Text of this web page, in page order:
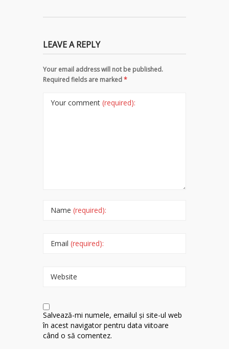
LEAVE A REPLY
Your email address will not be published.
Required fields are marked*
Your comment (required):
Name (required):
Email (required):
Website
Salvează-mi numele, emailul și site-ul web
în acest navigator pentru data viitoare
când o să comentez.